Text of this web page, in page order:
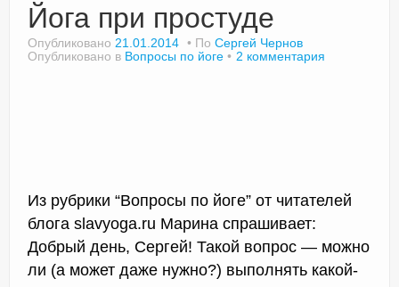
Йога при простуде
Опубликовано 21.01.2014 По Сергей Чернов
Опубликовано в Вопросы по йоге 2 комментария
Из рубрики “Вопросы по йоге” от читателей
блога slavyoga.ru Марина спрашивает:
Добрый день, Сергей! Такой вопрос — можно
ли (а может даже нужно?) выполнять какой-